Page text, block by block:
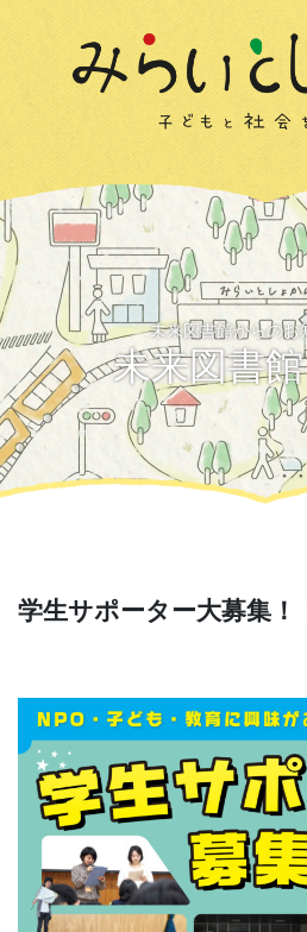
未来図書館からのお
未来図書
学生サポーター大募集！